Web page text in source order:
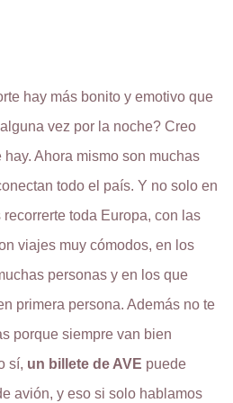
hay más bonito y emotivo que
vez por la noche? Creo
Ahora mismo son muchas
todo el país. Y no solo en
toda Europa, con las
viajes muy cómodos, en los
personas y en los que
primera persona. Además no te
porque siempre van bien
sí, un billete de AVE puede
avión, y eso si solo hablamos